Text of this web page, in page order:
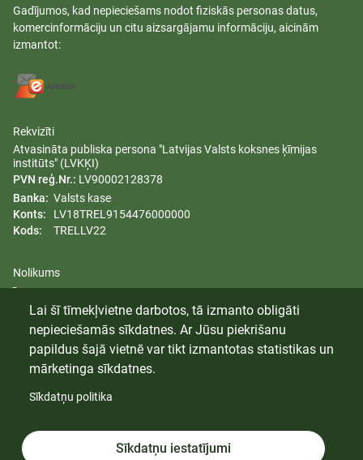
Gadījumos, kad nepieciešams nodot fiziskās personas datus,
komercinformāciju un citu aizsargājamu informāciju, aicinām
izmantot:
Rekvizīti
Atvasināta publiska persona "Latvijas Valsts koksnes ķīmijas
institūts" (LVKĶI)
PVN reģ.Nr.: LV90002128378
Banka: Valsts kase
Konts:
LV18TREL9154476000000
Kods:
TRELLV22
Nolikums
Dzimumu līdztiesības plāns
Trauksmes celšana
© 2024 Latvijas Valsts Koksnes Ķīmijas Institūts. Visas tiesības
Sīkdatnes
Lai šī tīmekļvietne darbotos, tā izmanto obligāti
nepieciešamās sīkdatnes. Ar Jūsu piekrišanu
papildus šajā vietnē var tikt izmantotas statistikas un
mārketinga sīkdatnes.
Sīkdatņu politika
Sīkdatņu iestatījumi